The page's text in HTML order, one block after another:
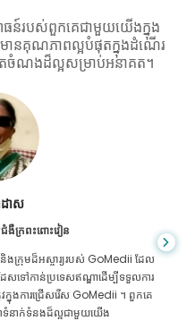
ន៍របស់ពួកគេជាមួយយើងក្នុង
ានគុណភាពល្អបំផុតក្នុងដំណើរ
ើតចំណងដ៏ល្អសម្រាប់អនាគត។
ាស
ងឺក្រពះពោះវៀន
ក្រុមដ៏អស្ចារ្យរបស់ GoMedii ដែល
ែសទៅកាន់ប្រទេសឥណ្ឌាដើម្បីទទួលការ
វក្នុងការជ្រើសរើស GoMedii ។ ពួកគេ
ាទំនាក់ទំនងដ៏ល្អជាមួយយើង